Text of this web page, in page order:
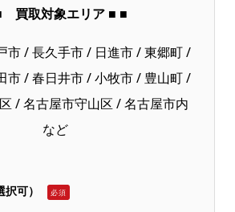
買取対象エリア ■ ■
市 / 長久手市 / 日進市 / 東郷町 /
市 / 春日井市 / 小牧市 / 豊山町 /
/ 名古屋市守山区 / 名古屋市内
など
可） 必須